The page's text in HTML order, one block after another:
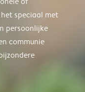
speciaal met
persoonlijke
communie